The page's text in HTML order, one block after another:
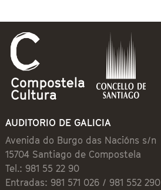
AUDITORIO DE GALICIA
Avenida do Burgo das Nacións s/n
15704 Santiago de Compostela
Tel.: 981 55 22 90
Entradas: 981 571 026 / 981 552 290